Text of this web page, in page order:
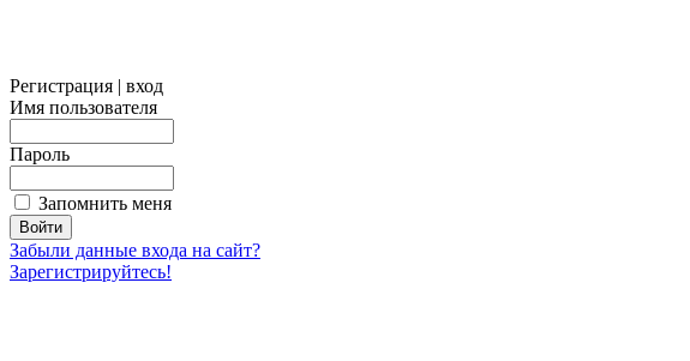
Регистрация | вход
Имя пользователя
Пароль
Запомнить меня
Забыли данные входа на сайт?
Зарегистрируйтесь!